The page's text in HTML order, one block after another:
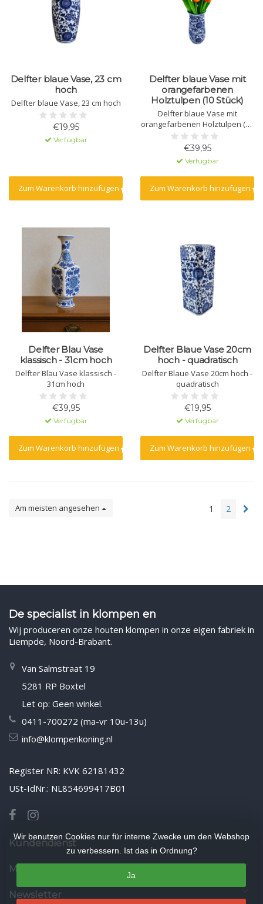
Delfter blaue Vase, 23 cm
hoch
Delfter blaue Vase, 23 cm hoch
€19,95
Verfügbar
Zum Warenkorb hinzufügen
Delfter blaue Vase mit
orangefarbenen
Holztulpen (10 Stück)
Delfter blaue Vase mit
orangefarbenen Holztulpen (10
Stück)
€39,95
Verfügbar
Zum Warenkorb hinzufügen
Delfter Blau Vase
klassisch - 31cm hoch
Delfter Blau Vase klassisch -
31cm hoch
€39,95
Verfügbar
Zum Warenkorb hinzufügen
Delfter Blaue Vase 20cm
hoch - quadratisch
Delfter Blaue Vase 20cm hoch -
quadratisch
€19,95
Verfügbar
Zum Warenkorb hinzufügen
Am meisten angesehen 1 2
De specialist in klompen en
Wij produceren onze houten klompen in onze eigen fabriek in
Liempde, Noord-Brabant.
Van Salmstraat 19
5281 RP Boxtel
Let op: Geen winkel.
0411-700272 (ma-vr 10u-13u)
info@klompenkoning.nl
Register NR: KVK 62181432
USt-IdNr.: NL854699417B01
Kundendienst
Mein Konto
Newsletter
Wir benutzen Cookies nur für interne Zwecke um den Webshop
zu verbessern. Ist das in Ordnung?
Ja